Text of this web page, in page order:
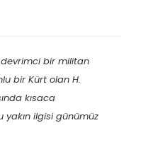
devrimci bir militan
bir Kürt olan H.
kısaca
ilgisi günümüz